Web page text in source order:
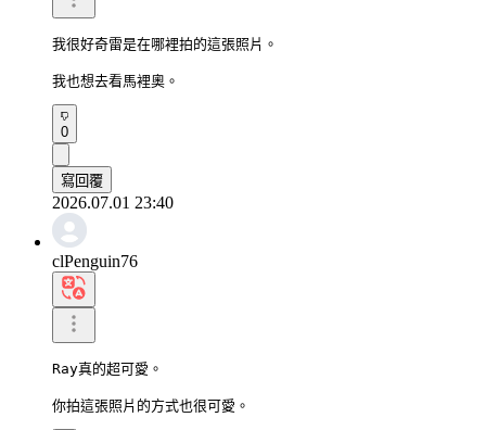
我很好奇雷是在哪裡拍的這張照片。
我也想去看馬裡奧。
0
寫回覆
2026.07.01 23:40
clPenguin76
Ray真的超可愛。
你拍這張照片的方式也很可愛。